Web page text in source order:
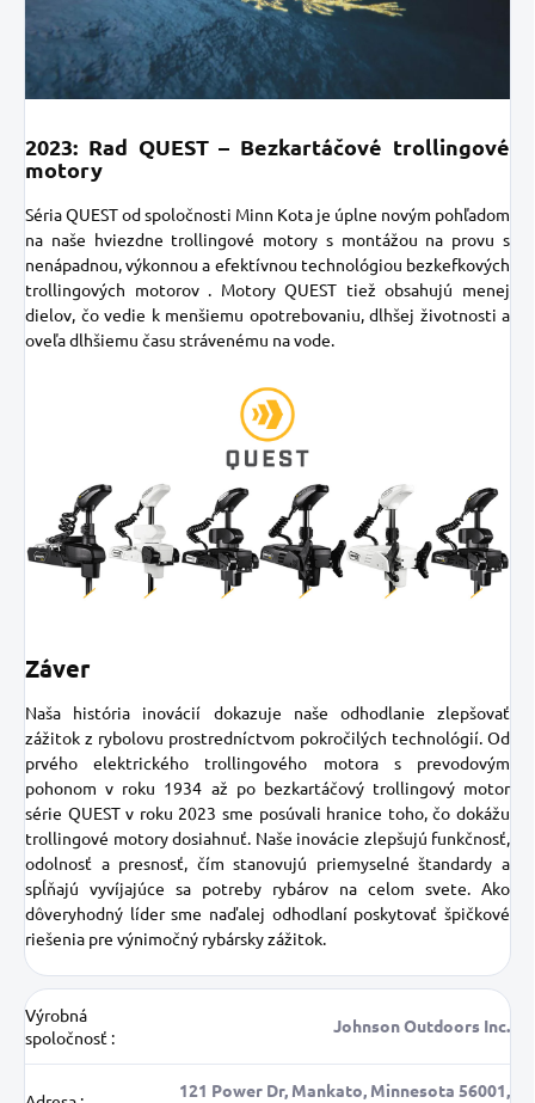
2023: Rad QUEST – Bezkartáčové trollingové
motory
Séria QUEST od spoločnosti Minn Kota je úplne novým pohľadom
na naše hviezdne trollingové motory s montážou na provu s
nenápadnou, výkonnou a efektívnou technológiou bezkefkových
trollingových motorov . Motory QUEST tiež obsahujú menej
dielov, čo vedie k menšiemu opotrebovaniu, dlhšej životnosti a
oveľa dlhšiemu času strávenému na vode.
Záver
Naša história inovácií dokazuje naše odhodlanie zlepšovať
zážitok z rybolovu prostredníctvom pokročilých technológií. Od
prvého elektrického trollingového motora s prevodovým
pohonom v roku 1934 až po bezkartáčový trollingový motor
série QUEST v roku 2023 sme posúvali hranice toho, čo dokážu
trollingové motory dosiahnuť. Naše inovácie zlepšujú funkčnosť,
odolnosť a presnosť, čím stanovujú priemyselné štandardy a
spĺňajú vyvíjajúce sa potreby rybárov na celom svete. Ako
dôveryhodný líder sme naďalej odhodlaní poskytovať špičkové
riešenia pre výnimočný rybársky zážitok.
Výrobná
spoločnosť :
Johnson Outdoors Inc.
121 Power Dr, Mankato, Minnesota 56001,